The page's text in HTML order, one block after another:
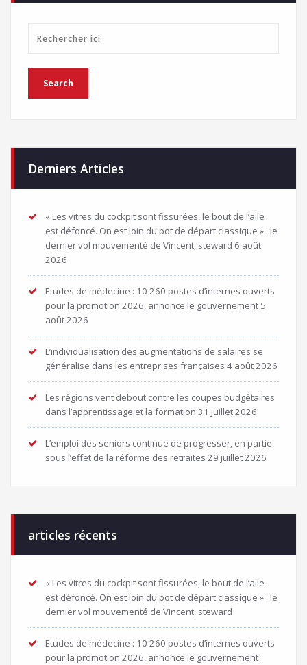
Derniers Articles
« Les vitres du cockpit sont fissurées, le bout de l’aile
est défoncé. On est loin du pot de départ classique » : le
dernier vol mouvementé de Vincent, steward 6 août
2026
Etudes de médecine : 10 260 postes d’internes ouverts
pour la promotion 2026, annonce le gouvernement 5
août 2026
L’individualisation des augmentations de salaires se
généralise dans les entreprises françaises 4 août 2026
Les régions vent debout contre les coupes budgétaires
dans l’apprentissage et la formation 31 juillet 2026
L’emploi des seniors continue de progresser, en partie
sous l’effet de la réforme des retraites 29 juillet 2026
articles récents
« Les vitres du cockpit sont fissurées, le bout de l’aile
est défoncé. On est loin du pot de départ classique » : le
dernier vol mouvementé de Vincent, steward
Etudes de médecine : 10 260 postes d’internes ouverts
pour la promotion 2026, annonce le gouvernement